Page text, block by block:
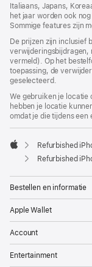
Italiaans, Japans,
het jaar worden ook
Sommige features zijn
De prijzen zijn inclusief
verwijderingsbijdragen,
vermeld). Op het
toepassing, de
geselecteerd.
We gebruiken je locatie
hebben je locatie
omdat je die tijdens een
Apple
Refurbished
Refurbished
Bestellen en informatie
Apple Wallet
Account
Entertainment